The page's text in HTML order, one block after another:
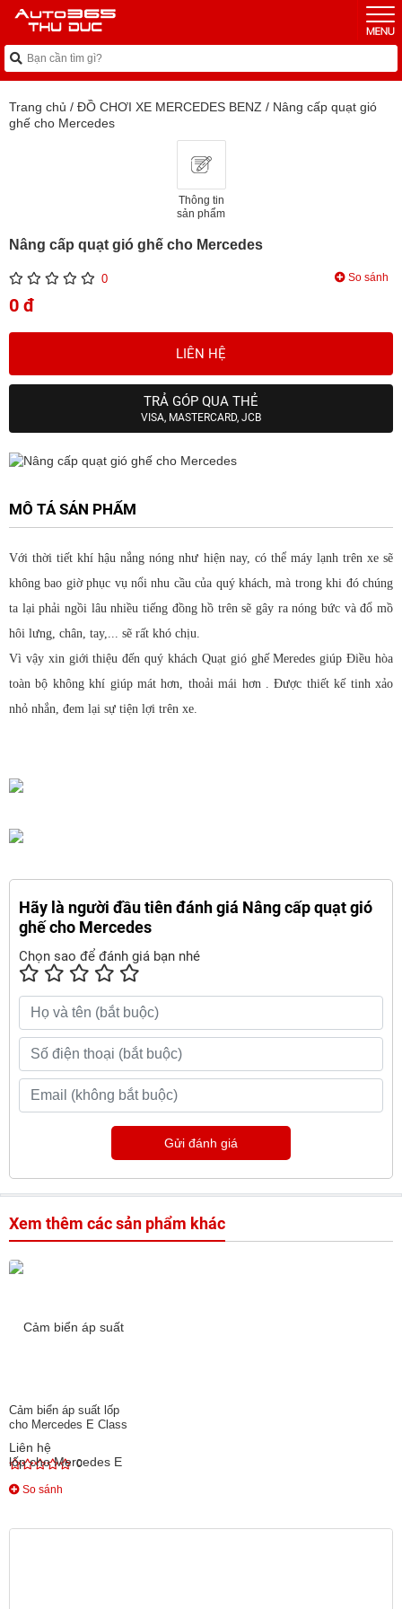
Trang chủ / ĐỒ CHƠI XE MERCEDES BENZ / Nâng cấp quạt gió
ghế cho Mercedes
Thông tin
sản phẩm
Nâng cấp quạt gió ghế cho Mercedes
0 So sánh
0 đ
LIÊN HỆ
TRẢ GÓP QUA THẺ
VISA, MASTERCARD, JCB
MÔ TẢ SẢN PHẨM
Với thời tiết khí hậu nắng nóng như hiện nay, có thể máy lạnh trên xe sẽ
không bao giờ phục vụ nổi nhu cầu của quý khách, mà trong khi đó chúng
ta lại phải ngồi lâu nhiều tiếng đồng hồ trên sẽ gây ra nóng bức và đổ mồ
hôi lưng, chân, tay,... sẽ rất khó chịu.
Vì vậy xin giới thiệu đến quý khách Quạt gió ghế Meredes giúp Điều hòa
toàn bộ không khí giúp mát hơn, thoải mái hơn . Được thiết kế tinh xảo
nhỏ nhắn, đem lại sự tiện lợi trên xe.
Hãy là người đầu tiên đánh giá Nâng cấp quạt gió
ghế cho Mercedes
Chọn sao để đánh giá bạn nhé
Gửi đánh giá
Xem thêm các sản phẩm khác
Cảm biển áp suất lốp
cho Mercedes E Class
Liên hệ
0
So sánh